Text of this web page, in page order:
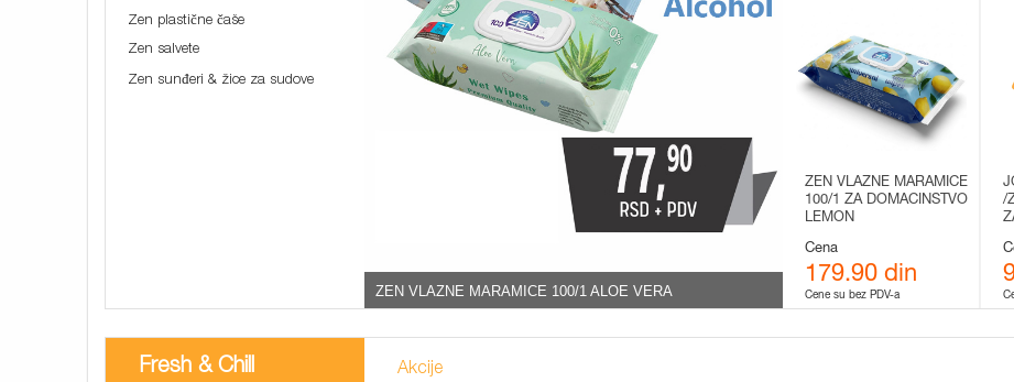
Zen plastične čaše
Zen salvete
Zen sunđeri & žice za sudove
ZEN VLAZNE MARAMICE 100/1 ALOE VERA
ZEN VLAZNE MARAMICE
100/1 ZA DOMACINSTVO
LEMON
Cena
179.90 din
Cene su bez PDV-a
/
Fresh & Chill Akcije